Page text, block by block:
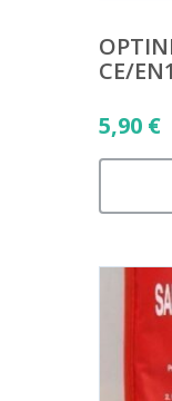
CE/
5,90 €